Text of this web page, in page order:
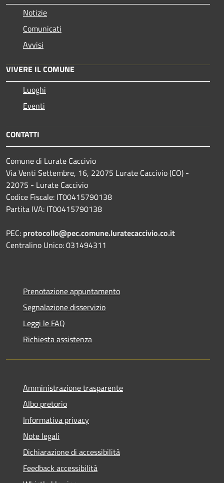
Notizie
Comunicati
Avvisi
VIVERE IL COMUNE
Luoghi
Eventi
CONTATTI
Comune di Lurate Caccivio
Via Venti Settembre, 16, 22075 Lurate Caccivio (CO) -
22075 - Lurate Caccivio
Codice Fiscale: IT00415790138
Partita IVA: IT00415790138
PEC: protocollo@pec.comune.luratecaccivio.co.it
Centralino Unico: 031494311
Prenotazione appuntamento
Segnalazione disservizio
Leggi le FAQ
Richiesta assistenza
Amministrazione trasparente
Albo pretorio
Informativa privacy
Note legali
Dichiarazione di accessibilità
Feedback accessibilità